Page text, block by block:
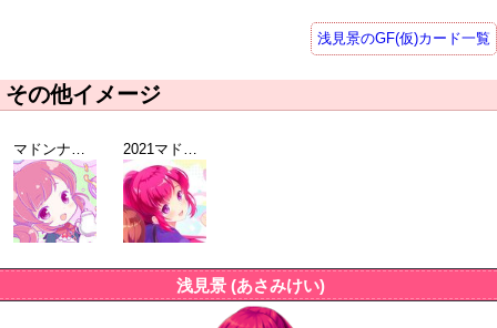
浅見景のGF(仮)カード一覧
その他イメージ
マドンナ選抜総選挙2019 TOP10ガールオリジナル壁紙 2021マドンナ選抜総選挙記念壁紙
浅見景 (あさみけい)